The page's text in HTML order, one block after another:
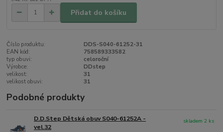
Přidat do košíku
Číslo produktu:
DDS-S040-61252-31
EAN kód:
758589333582
typ obuvi:
celoroční
Výrobce:
DDstep
velikost:
31
velikost obuvi:
31
Podobné produkty
D.D.Step Dětská obuv S040-61252A -
vel.32
skladem 2 ks